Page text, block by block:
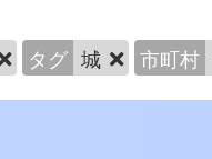
タグ 城 市町村